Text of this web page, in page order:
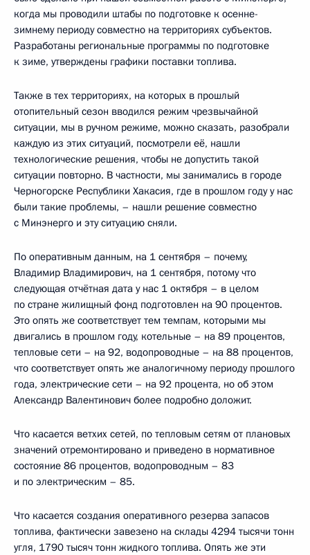
когда мы проводили штабы по подготовке к осенне-
зимнему периоду совместно на территориях субъектов.
Разработаны региональные программы по подготовке
к зиме, утверждены графики поставки топлива.
Также в тех территориях, на которых в прошлый
отопительный сезон вводился режим чрезвычайной
ситуации, мы в ручном режиме, можно сказать, разобрали
каждую из этих ситуаций, посмотрели её, нашли
технологические решения, чтобы не допустить такой
ситуации повторно. В частности, мы занимались в городе
Черногорске Республики Хакасия, где в прошлом году у нас
были такие проблемы, – нашли решение совместно
с Минэнерго и эту ситуацию сняли.
По оперативным данным, на 1 сентября – почему,
Владимир Владимирович, на 1 сентября, потому что
следующая отчётная дата у нас 1 октября – в целом
по стране жилищный фонд подготовлен на 90 процентов.
Это опять же соответствует тем темпам, которыми мы
двигались в прошлом году, котельные – на 89 процентов,
тепловые сети – на 92, водопроводные – на 88 процентов,
что соответствует опять же аналогичному периоду прошлого
года, электрические сети – на 92 процента, но об этом
Александр Валентинович более подробно доложит.
Что касается ветхих сетей, по тепловым сетям от плановых
значений отремонтировано и приведено в нормативное
состояние 86 процентов, водопроводным – 83
и по электрическим – 85.
Что касается создания оперативного резерва запасов
топлива, фактически завезено на склады 4294 тысячи тонн
угля, 1790 тысяч тонн жидкого топлива. Опять же эти